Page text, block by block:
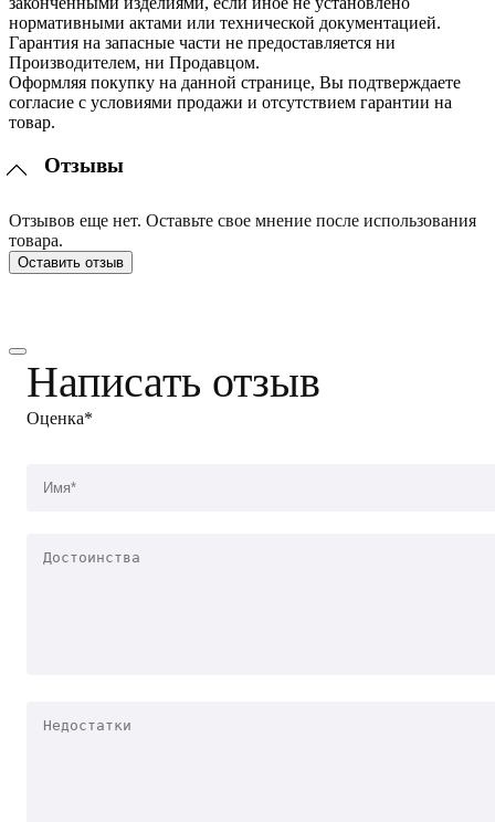
нормативными актами или технической документацией.
Гарантия на запасные части не предоставляется ни
Производителем, ни Продавцом.
Оформляя покупку на данной странице, Вы подтверждаете
согласие с условиями продажи и отсутствием гарантии на
товар.
Отзывы
Отзывов еще нет. Оставьте свое мнение после использования
товара.
Оставить отзыв
Написать отзыв
Оценка*